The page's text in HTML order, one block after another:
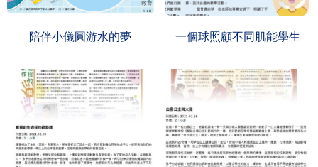
陪伴小儀圓游水的夢 一個球照顧不同肌能學生